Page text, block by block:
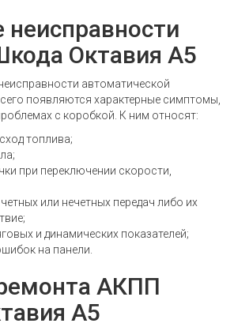
Октавия А5
автоматической
появляются характерные симптомы,
с коробкой. К ним относят:
топлива;
при переключении скорости,
или нечетных передач либо их
и динамических показателей;
на панели.
АКПП
А5